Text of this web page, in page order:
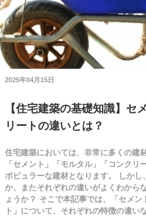
2025年04月15日
【住宅建築の基礎知識】セ
リートの違いとは？
住宅建築においては、非常に多くの建
「セメント」「モルタル」「コンクリ
ポピュラーな建材となります。 しか
か、またそれぞれの違いがよくわから
ょうか？ そこで本記事では、「セメ
ト」について、それぞれの特徴の違い